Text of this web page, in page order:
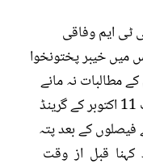
ٹی ایم وفاقی
میں خیبر پختونخوا
مطالبات نہ مانے
گئے تو ان کا اگلا ردعمل کیا ہوگا؟یہ سب 11 اکتوبر کے گرینڈ
فیصلوں کے بعد پتہ
قبل از وقت